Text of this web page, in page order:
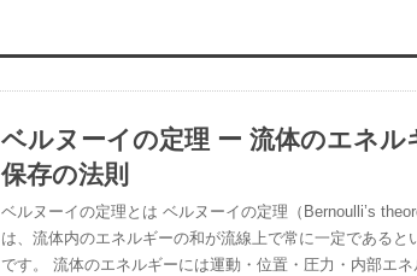
ベルヌーイの定理 ー 流体のエネル
保存の法則
ベルヌーイの定理とは ベルヌーイの定理（Bernoulli’s
は、流体内のエネルギーの和が流線上で常に一定であると
です。 流体のエネルギーには運動・位置・圧力・内部エネ